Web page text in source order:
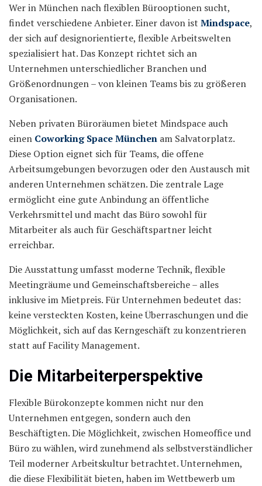
Wer in München nach flexiblen Bürooptionen sucht,
findet verschiedene Anbieter. Einer davon ist Mindspace,
der sich auf designorientierte, flexible Arbeitswelten
spezialisiert hat. Das Konzept richtet sich an
Unternehmen unterschiedlicher Branchen und
Größenordnungen – von kleinen Teams bis zu größeren
Organisationen.
Neben privaten Büroräumen bietet Mindspace auch
einen Coworking Space München am Salvatorplatz.
Diese Option eignet sich für Teams, die offene
Arbeitsumgebungen bevorzugen oder den Austausch mit
anderen Unternehmen schätzen. Die zentrale Lage
ermöglicht eine gute Anbindung an öffentliche
Verkehrsmittel und macht das Büro sowohl für
Mitarbeiter als auch für Geschäftspartner leicht
erreichbar.
Die Ausstattung umfasst moderne Technik, flexible
Meetingräume und Gemeinschaftsbereiche – alles
inklusive im Mietpreis. Für Unternehmen bedeutet das:
keine versteckten Kosten, keine Überraschungen und die
Möglichkeit, sich auf das Kerngeschäft zu konzentrieren
statt auf Facility Management.
Die Mitarbeiterperspektive
Flexible Bürokonzepte kommen nicht nur den
Unternehmen entgegen, sondern auch den
Beschäftigten. Die Möglichkeit, zwischen Homeoffice und
Büro zu wählen, wird zunehmend als selbstverständlicher
Teil moderner Arbeitskultur betrachtet. Unternehmen,
die diese Flexibilität bieten, haben im Wettbewerb um